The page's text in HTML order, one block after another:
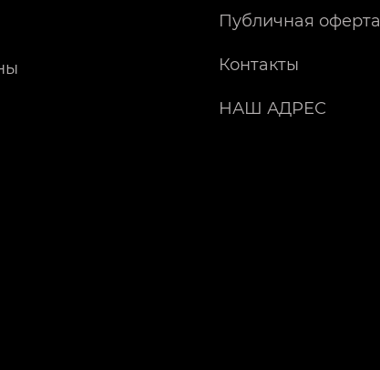
Публичная оферта
Контакты
НАШ АДРЕС